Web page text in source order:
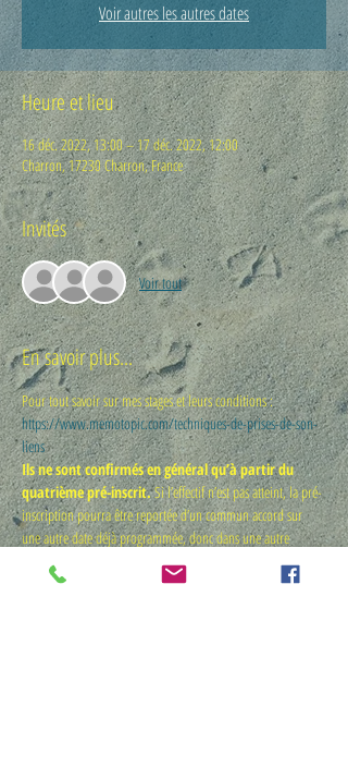
Voir autres les autres dates
Heure et lieu
16 déc. 2022, 13:00 – 17 déc. 2022, 12:00
Charron, 17230 Charron, France
Invités
Voir tout
En savoir plus...
Pour tout savoir sur mes stages et leurs conditions :
https://www.memotopic.com/techniques-de-prises-de-son-
liens
Ils ne sont confirmés en général qu’à partir du
quatrième pré-inscrit. Si l’effectif n’est pas atteint, la pré-
inscription pourra être reportée d’un commun accord sur
une autre date déjà programmée, donc dans une autre
région. TARIF =
(4 demi-journées entre 9h et
17h). 75 € TTC par demi-journée commencée pour